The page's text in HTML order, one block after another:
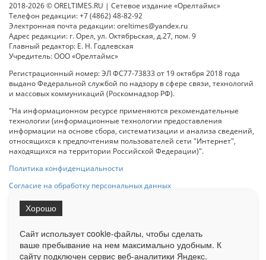
2018-2026 © ORELTIMES.RU | Сетевое издание «Орелтаймс»
Телефон редакции: +7 (4862) 48-82-92
Электронная почта редакции: oreltimes@yandex.ru
Адрес редакции: г. Орел, ул. Октябрьская, д.27, пом. 9
Главный редактор: Е. Н. Годлевская
Учредитель: ООО «Орелтаймс»
Регистрационный номер: ЭЛ ФС77-73833 от 19 октября 2018 года
выдано Федеральной службой по надзору в сфере связи, технологий
и массовых коммуникаций (Роскомнадзор РФ).
"На информационном ресурсе применяются рекомендательные
технологии (информационные технологии предоставления
информации на основе сбора, систематизации и анализа сведений,
относящихся к предпочтениям пользователей сети "Интернет",
находящихся на территории Российской Федерации)".
Политика конфиденциальности
Согласие на обработку персональных данных
на Сетевое издание «ОрелТаймс» обязательна.
Ограниченная статистика посещаемости доступна на сайте
Сайт использует cookie-файлы, чтобы сделать
ваше пребывание на нем максимально удобным. К
cайту подключен сервис веб-аналитики Яндекс.
Хорошо